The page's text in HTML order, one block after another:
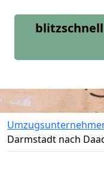
Darmstadt nach